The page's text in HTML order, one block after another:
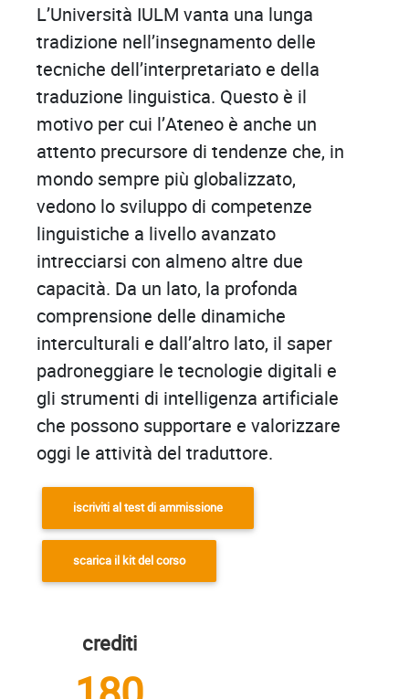
L’Università IULM vanta una lunga
tradizione nell’insegnamento delle
tecniche dell’interpretariato e della
traduzione linguistica. Questo è il
motivo per cui l’Ateneo è anche un
attento precursore di tendenze che, in
mondo sempre più globalizzato,
vedono lo sviluppo di competenze
linguistiche a livello avanzato
intrecciarsi con almeno altre due
capacità. Da un lato, la profonda
comprensione delle dinamiche
interculturali e dall’altro lato, il saper
padroneggiare le tecnologie digitali e
gli strumenti di intelligenza artificiale
che possono supportare e valorizzare
oggi le attività del traduttore.
iscriviti al test di ammissione
scarica il kit del corso
crediti